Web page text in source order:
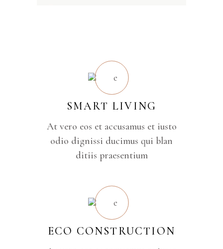
SMART LIVING
At vero eos et accusamus et iusto
odio dignissi ducimus qui blan
ditiis praesentium
ECO CONSTRUCTION